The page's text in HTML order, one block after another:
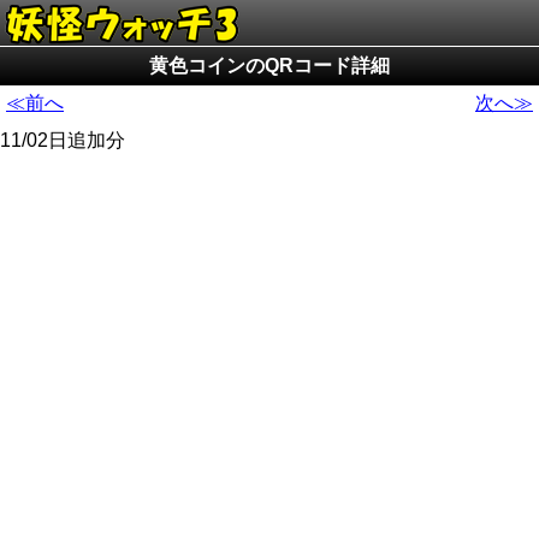
黄色コインのQRコード詳細
≪前へ
次へ≫
11/02日追加分